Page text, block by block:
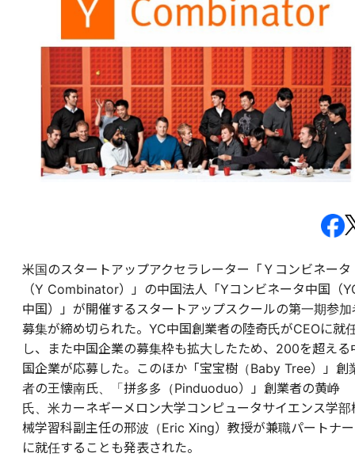
米国のスタートアップアクセラレーター「Ｙコンビネータ
（Y Combinator）」の中国法人「Yコンビネータ中国（
中国）」が開催するスタートアップスクールの第一期参加
募集が締め切られた。YC中国創業者の陸奇氏がCEOに就
し、また中国企業の募集枠も拡大したため、200を超える
国企業が応募した。このほか「宝宝樹（Baby Tree）」創
者の王懐南氏、「拼多多（Pinduoduo）」創業者の黄峥
氏、米カーネギーメロン大学コンピュータサイエンス学部
械学習科副主任の邢波（Eric Xing）教授が兼職パートナー
に就任することも発表された。